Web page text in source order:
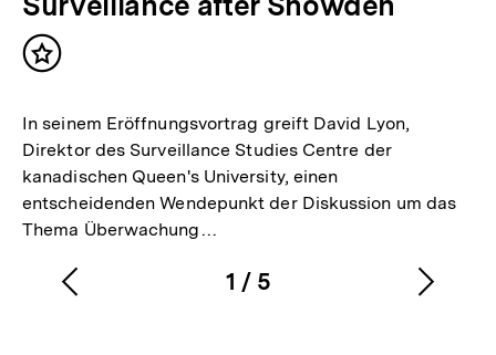
Inhalt
In seinem Eröffnungsvortrag greift David Lyon,
Direktor des Surveillance Studies Centre der
kanadischen Queen's University, einen
entscheidenden Wendepunkt der Diskussion um das
Thema Überwachung…
Karussellinhalt
1
von
/ 5
Vorherigen